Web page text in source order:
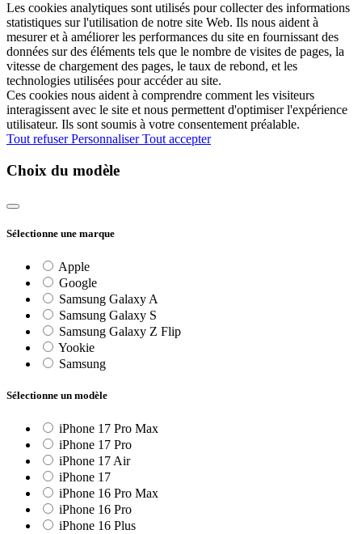
Les cookies analytiques sont utilisés pour collecter des informations
statistiques sur l'utilisation de notre site Web. Ils nous aident à
mesurer et à améliorer les performances du site en fournissant des
données sur des éléments tels que le nombre de visites de pages, la
vitesse de chargement des pages, le taux de rebond, et les
technologies utilisées pour accéder au site.
Ces cookies nous aident à comprendre comment les visiteurs
interagissent avec le site et nous permettent d'optimiser l'expérience
utilisateur. Ils sont soumis à votre consentement préalable.
Tout refuserPersonnaliserTout accepter
Choix du modèle
Sélectionne une marque
Apple
Google
Samsung Galaxy A
Samsung Galaxy S
Samsung Galaxy Z Flip
Yookie
Samsung
Sélectionne un modèle
iPhone 17 Pro Max
iPhone 17 Pro
iPhone 17 Air
iPhone 17
iPhone 16 Pro Max
iPhone 16 Pro
iPhone 16 Plus